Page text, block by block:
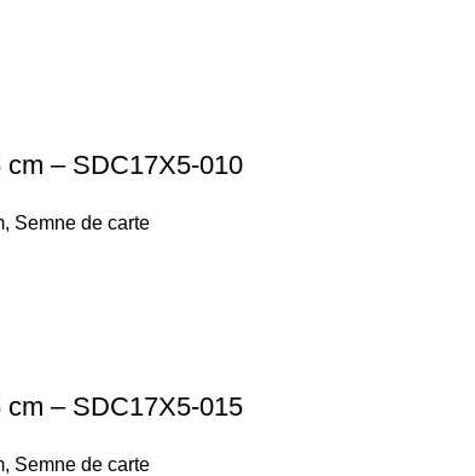
– SDC17X5-010
, Semne de carte
– SDC17X5-015
, Semne de carte